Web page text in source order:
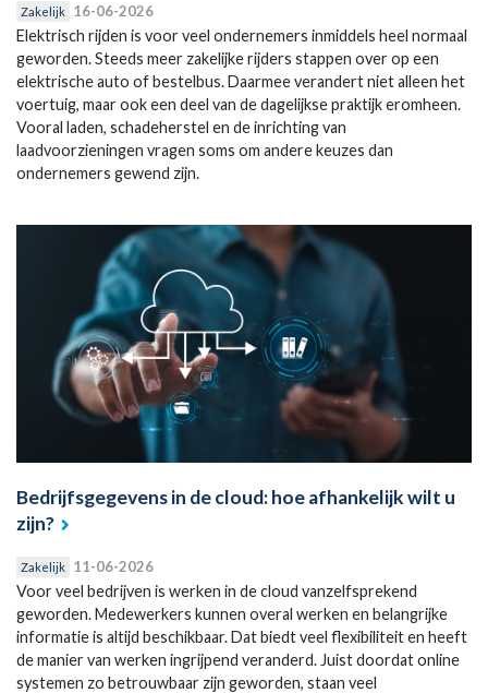
Zakelijk 16-06-2026
Elektrisch rijden is voor veel ondernemers inmiddels heel normaal
geworden. Steeds meer zakelijke rijders stappen over op een
elektrische auto of bestelbus. Daarmee verandert niet alleen het
voertuig, maar ook een deel van de dagelijkse praktijk eromheen.
Vooral laden, schadeherstel en de inrichting van
laadvoorzieningen vragen soms om andere keuzes dan
ondernemers gewend zijn.
Bedrijfsgegevens in de cloud: hoe afhankelijk wilt u
zijn?
Zakelijk 11-06-2026
Voor veel bedrijven is werken in de cloud vanzelfsprekend
geworden. Medewerkers kunnen overal werken en belangrijke
informatie is altijd beschikbaar. Dat biedt veel flexibiliteit en heeft
de manier van werken ingrijpend veranderd. Juist doordat online
systemen zo betrouwbaar zijn geworden, staan veel